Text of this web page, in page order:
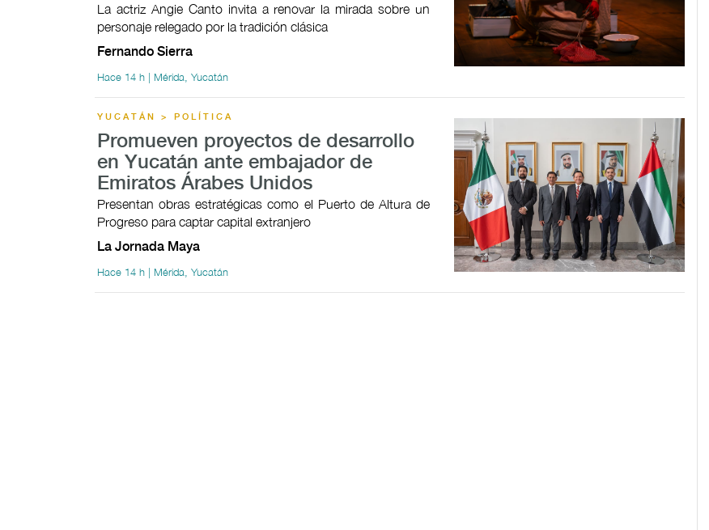
La actriz Angie Canto invita a renovar la mirada sobre un
personaje relegado por la tradición clásica
Fernando Sierra
Hace 14 h | Mérida, Yucatán
YUCATÁN > POLÍTICA
Promueven proyectos de desarrollo
en Yucatán ante embajador de
Emiratos Árabes Unidos
Presentan obras estratégicas como el Puerto de Altura de
Progreso para captar capital extranjero
La Jornada Maya
Hace 14 h | Mérida, Yucatán